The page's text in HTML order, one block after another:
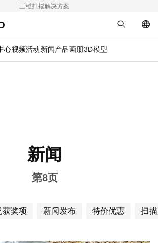
三维扫描解决方案
心视频活动新闻产品画册3D模型
新闻
第8页
获奖项 新闻发布 特价优惠 扫